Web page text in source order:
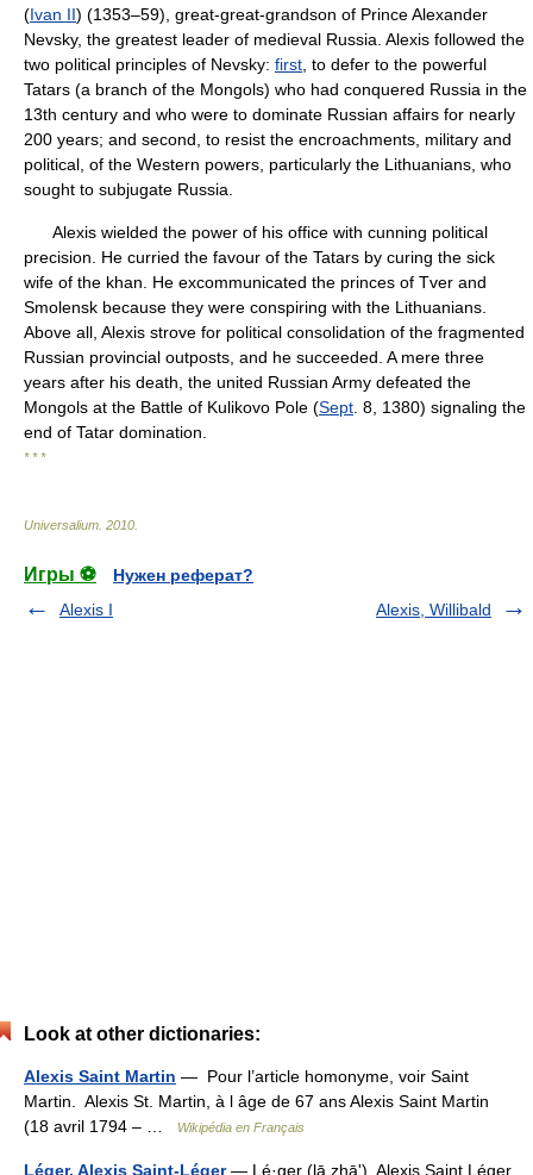
(Ivan II) (1353–59), great-great-grandson of Prince Alexander
Nevsky, the greatest leader of medieval Russia. Alexis followed the
two political principles of Nevsky: first , to defer to the powerful
Tatars (a branch of the Mongols) who had conquered Russia in the
13th century and who were to dominate Russian affairs for nearly
200 years; and second, to resist the encroachments, military and
political, of the Western powers, particularly the Lithuanians, who
sought to subjugate Russia.
Alexis wielded the power of his office with cunning political
precision. He curried the favour of the Tatars by curing the sick
wife of the khan. He excommunicated the princes of Tver and
Smolensk because they were conspiring with the Lithuanians.
Above all, Alexis strove for political consolidation of the fragmented
Russian provincial outposts, and he succeeded. A mere three
years after his death, the united Russian Army defeated the
Mongols at the Battle of Kulikovo Pole (Sept . 8, 1380) signaling the
end of Tatar domination.
* * *
Universalium 2010
Игры ⚽
Нужен реферат?
Alexis I
Alexis, Willibald
Look at other dictionaries:
Alexis Saint Martin — Pour l’article homonyme, voir Saint
Martin. Alexis St. Martin, à l âge de 67 ans Alexis Saint Martin
(18 avril 1794 – …
Wikipédia en Français
Léger, Alexis Saint-Léger— Lé·ger (lā zhāʹ), Alexis Saint Léger.